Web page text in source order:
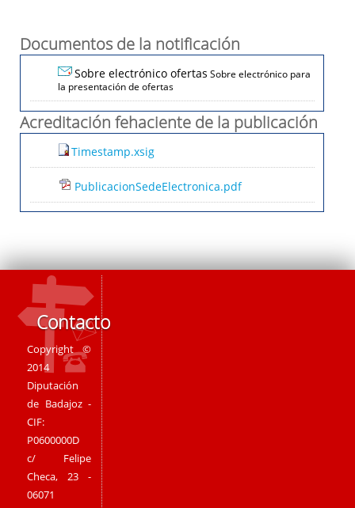
Documentos de la notificación
Sobre electrónico ofertas Sobre electrónico para
la presentación de ofertas
Acreditación fehaciente de la publicación
Timestamp.xsig
PublicacionSedeElectronica.pdf
Contacto
Copyright ©
2014
Diputación
de Badajoz -
CIF:
P0600000D
c/ Felipe
Checa, 23 -
06071